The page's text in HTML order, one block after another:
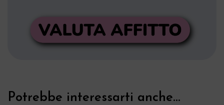
Potrebbe interessarti anche...